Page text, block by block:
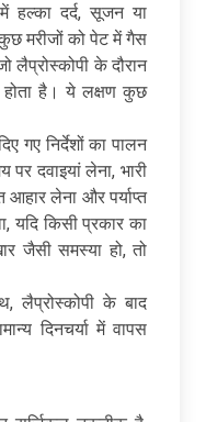
हल्का दर्द, सूजन या
मरीजों को पेट में गैस
लैप्रोस्कोपी के दौरान
है। ये लक्षण कुछ
गए निर्देशों का पालन
दवाइयां लेना, भारी
लेना और पर्याप्त
यदि किसी प्रकार का
जैसी समस्या हो, तो
लैप्रोस्कोपी के बाद
दिनचर्या में वापस